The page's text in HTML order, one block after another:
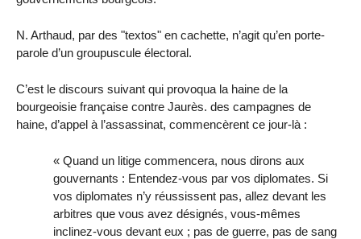
N. Arthaud, par des "textos" en cachette, n’agit qu’en porte-
parole d’un groupuscule électoral.
C’est le discours suivant qui provoqua la haine de la
bourgeoisie française contre Jaurès. des campagnes de
haine, d’appel à l’assassinat, commencèrent ce jour-là :
« Quand un litige commencera, nous dirons aux
gouvernants : Entendez-vous par vos diplomates. Si
vos diplomates n’y réussissent pas, allez devant les
arbitres que vous avez désignés, vous-mêmes
inclinez-vous devant eux ; pas de guerre, pas de sang